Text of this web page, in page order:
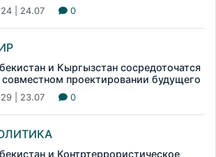
| 24.07 0
и Кыргызстан сосредоточатся
совместном проектировании будущего
| 23.07 0
и Контртеррористическое